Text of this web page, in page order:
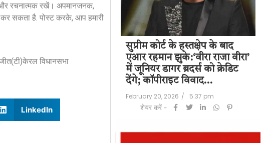
और रचनात्मक रखें। अपमानजनक,
कर सकता है. पोस्ट करके, आप हमारी
विधानसभा
LinkedIn
कानूनी राहत:150 करोड़ रुपए
बिटकॉइन मनी लॉन्ड्रिंग केस में
शेयर करें -
सुप्रीम कोर्ट के हस्तक्षेप के बाद
एआर रहमान झुके:‘वीरा राजा वीरा’
में जूनियर डागर ब्रदर्स को क्रेडिट
देंगे; कॉपीराइट विवाद…
February 20, 2026 /
5:37 pm
शेयर करें -